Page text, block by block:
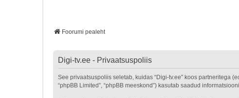
Foorumi pealeht
Digi-tv.ee - Privaatsuspoliis
See privaatsuspoliis seletab, kuidas “Digi-tv.ee” koos partneritega
“phpBB Limited”, “phpBB meeskond”) kasutab saadud